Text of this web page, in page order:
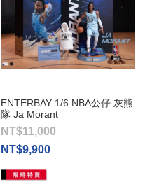
ENTERBAY 1/6 NBA公仔 灰熊
隊 Ja Morant
NT$11,000
NT$9,900